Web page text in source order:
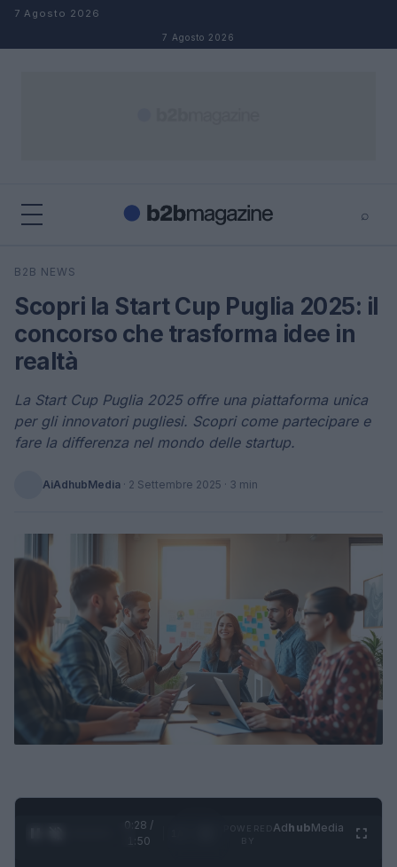
Salta al contenuto
7 Agosto 2026
7 Agosto 2026
⌕
Cerca
B2B NEWS
Scopri la Start Cup Puglia 2025: il
concorso che trasforma idee in
realtà
La Start Cup Puglia 2025 offre una piattaforma unica
per gli innovatori pugliesi. Scopri come partecipare e
fare la differenza nel mondo delle startup.
AiAdhubMedia · 2 Settembre 2025 · 3 min
0:29 /
1:50
AdhubMedia